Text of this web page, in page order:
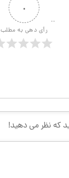
۰
رأی دهی به مطلب